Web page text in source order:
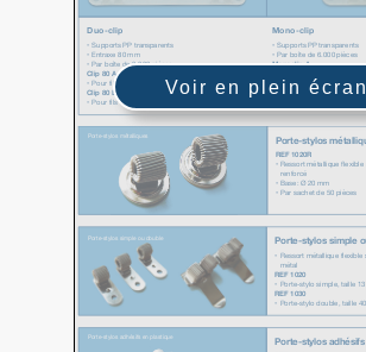
Voir en plein écran